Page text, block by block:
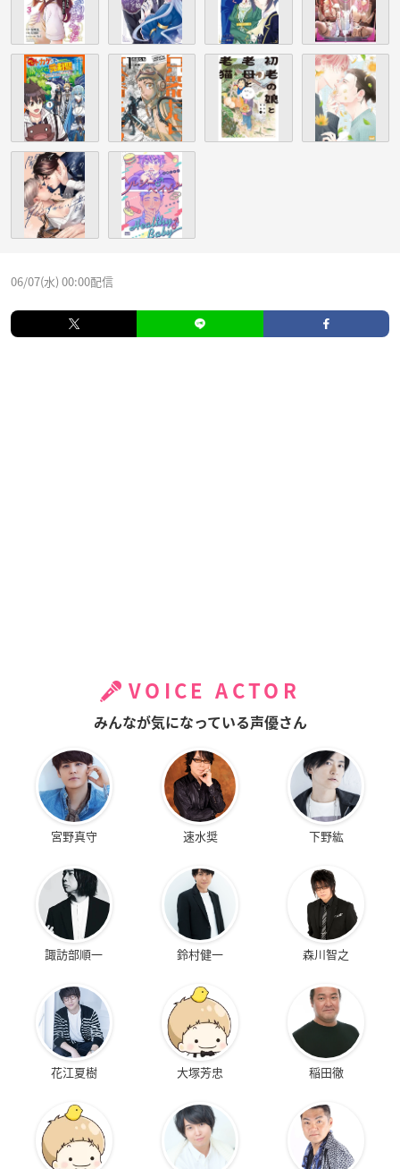
06/07(水) 00:00配信
VOICE ACTOR
みんなが気になっている声優さん
宮野真守 速水奨 下野紘
諏訪部順一 鈴村健一 森川智之
花江夏樹 大塚芳忠 稲田徹